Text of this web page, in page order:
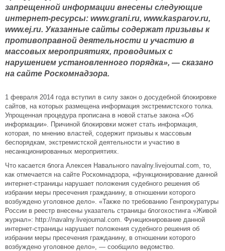
запрещенной информации внесены следующие
интернет-ресурсы: www.grani.ru, www.kasparov.ru,
www.ej.ru. Указанные сайты содержат призывы к
противоправной деятельности и участию в
массовых мероприятиях, проводимых с
нарушением установленного порядка», — сказано
на сайте Роскомнадзора.
1 февраля 2014 года вступил в силу закон о досудебной блокировке
сайтов, на которых размещена информация экстремистского толка.
Упрощенная процедура прописана в новой статье закона «Об
информации». Причиной блокировки может стать информация,
которая, по мнению властей, содержит призывы к массовым
беспорядкам, экстремистской деятельности и участию в
несанкционированных мероприятиях.
Что касается блога Алексея Навального navalny.livejournal.com, то,
как отмечается на сайте Роскомнадзора, «функционирование данной
интернет-страницы нарушает положения судебного решения об
избрании меры пресечения гражданину, в отношении которого
возбуждено уголовное дело». «Также по требованию Генпрокуратуры
России в реестр внесены указатель страницы блогохостинга «Живой
журнал»: http://navalny.livejournal.com. Функционирование данной
интернет-страницы нарушает положения судебного решения об
избрании меры пресечения гражданину, в отношении которого
возбуждено уголовное дело», — сообщило ведомство.